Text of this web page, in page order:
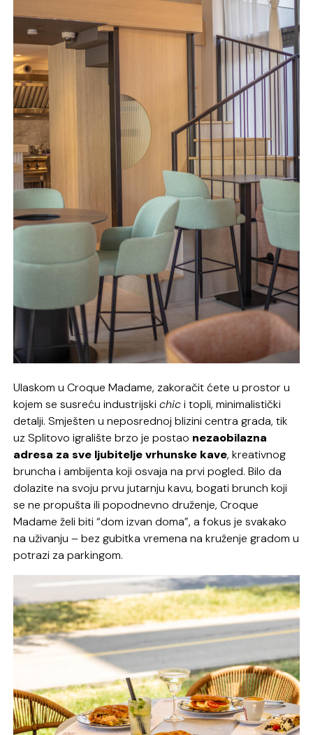
Ulaskom u Croque Madame, zakoračit ćete u prostor u
kojem se susreću industrijskichici topli, minimalistički
detalji. Smješten u neposrednoj blizini centra grada, tik
uz Splitovo igralište brzo je postao nezaobilazna
adresa za sve ljubitelje vrhunske kave, kreativnog
bruncha i ambijenta koji osvaja na prvi pogled. Bilo da
dolazite na svoju prvu jutarnju kavu, bogati brunch koji
se ne propušta ili popodnevno druženje, Croque
Madame želi biti “dom izvan doma”, a fokus je svakako
na uživanju – bez gubitka vremena na kruženje gradom u
potrazi za parkingom.